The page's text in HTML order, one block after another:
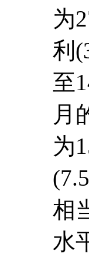
为
利
至
月
为
相
水